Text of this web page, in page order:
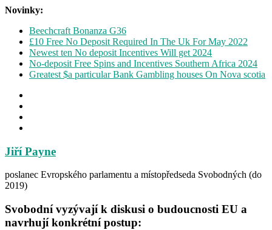
Novinky:
Beechcraft Bonanza G36
£10 Free No Deposit Required In The Uk For May 2022
Newest ten No deposit Incentives Will get 2024
No-deposit Free Spins and Incentives Southern Africa 2024
Greatest $a particular Bank Gambling houses On Nova scotia
Jiří Payne
poslanec Evropského parlamentu a místopředseda Svobodných (do
2019)
Svobodní vyzývají k diskusi o budoucnosti EU a
navrhují konkrétní postup: